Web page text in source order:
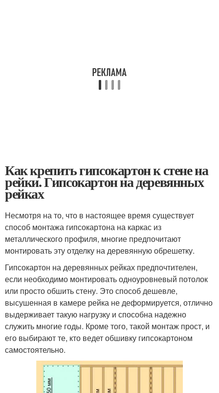
Как крепить гипсокартон к стене на
рейки. Гипсокартон на деревянных
рейках
Несмотря на то, что в настоящее время существует
способ монтажа гипсокартона на каркас из
металлического профиля, многие предпочитают
монтировать эту отделку на деревянную обрешетку.
Гипсокартон на деревянных рейках предпочтителен,
если необходимо монтировать одноуровневый потолок
или просто обшить стену. Это способ дешевле,
высушенная в камере рейка не деформируется, отлично
выдерживает такую нагрузку и способна надежно
служить многие годы. Кроме того, такой монтаж прост, и
его выбирают те, кто ведет обшивку гипсокартоном
самостоятельно.